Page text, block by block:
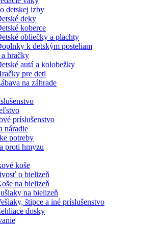
detskej izby
deky
koberce
obliečky a plachty
k detským posteliam
a hračky
autá a kolobežky
pre deti
na záhrade
príslušenstvo
náradie
potreby
proti hmyzu
koše
o bielizeň
na bielizeň
na bielizeň
štipce a iné príslušenstvo
dosky